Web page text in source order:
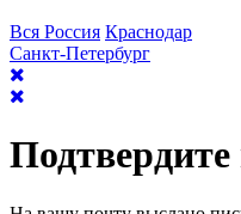
Вся Россия Краснодар
Санкт-Петербург
Подтвердите